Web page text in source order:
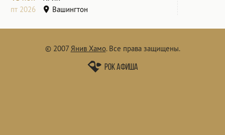
пт 2026 Вашингтон
© 2007 Янив Хамо. Все права защищены.
Рок афиша